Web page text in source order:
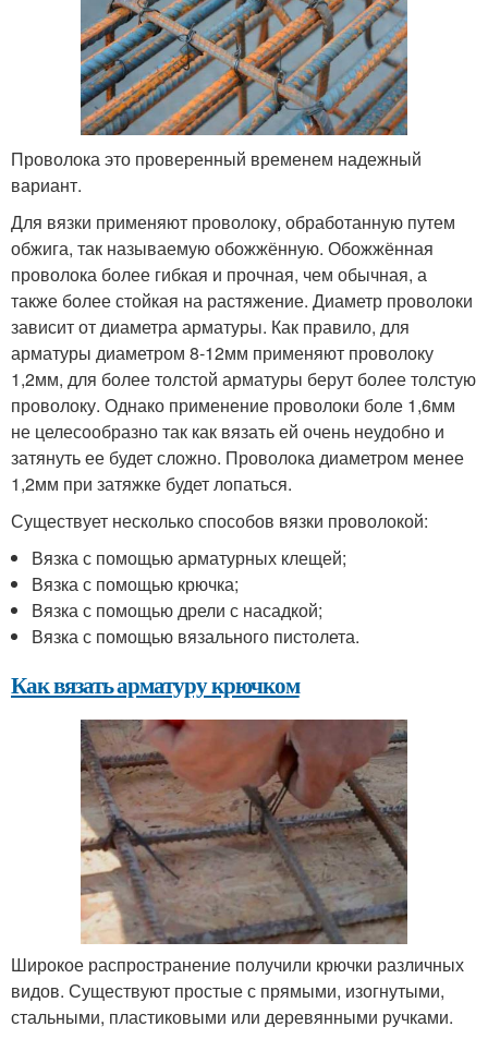
Проволока это проверенный временем надежный
вариант.
Для вязки применяют проволоку, обработанную путем
обжига, так называемую обожжённую. Обожжённая
проволока более гибкая и прочная, чем обычная, а
также более стойкая на растяжение. Диаметр проволоки
зависит от диаметра арматуры. Как правило, для
арматуры диаметром 8-12мм применяют проволоку
1,2мм, для более толстой арматуры берут более толстую
проволоку. Однако применение проволоки боле 1,6мм
не целесообразно так как вязать ей очень неудобно и
затянуть ее будет сложно. Проволока диаметром менее
1,2мм при затяжке будет лопаться.
Существует несколько способов вязки проволокой:
Вязка с помощью арматурных клещей;
Вязка с помощью крючка;
Вязка с помощью дрели с насадкой;
Вязка с помощью вязального пистолета.
Как вязать арматуру крючком
Широкое распространение получили крючки различных
видов. Существуют простые с прямыми, изогнутыми,
стальными, пластиковыми или деревянными ручками.